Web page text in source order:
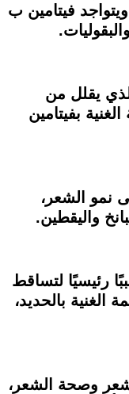
فيتامين ب
يقلل من
بفيتامين
نمو الشعر،
واليقطين.
رئيسيًا لتساقط
الغنية بالحديد،
وصحة الشعر،